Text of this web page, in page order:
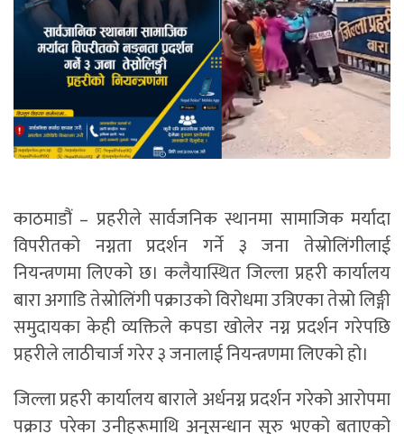
काठमाडौं – प्रहरीले सार्वजनिक स्थानमा सामाजिक मर्यादा
विपरीतको नग्नता प्रदर्शन गर्ने ३ जना तेस्रोलिंगीलाई
नियन्त्रणमा लिएको छ। कलैयास्थित जिल्ला प्रहरी कार्यालय
बारा अगाडि तेस्रोलिंगी पक्राउको विरोधमा उत्रिएका तेस्रो लिङ्गी
समुदायका केही व्यक्तिले कपडा खोलेर नग्न प्रदर्शन गरेपछि
प्रहरीले लाठीचार्ज गरेर ३ जनालाई नियन्त्रणमा लिएको हो।
जिल्ला प्रहरी कार्यालय बाराले अर्धनग्न प्रदर्शन गरेको आरोपमा
पक्राउ परेका उनीहरूमाथि अनुसन्धान सुरु भएको बताएको